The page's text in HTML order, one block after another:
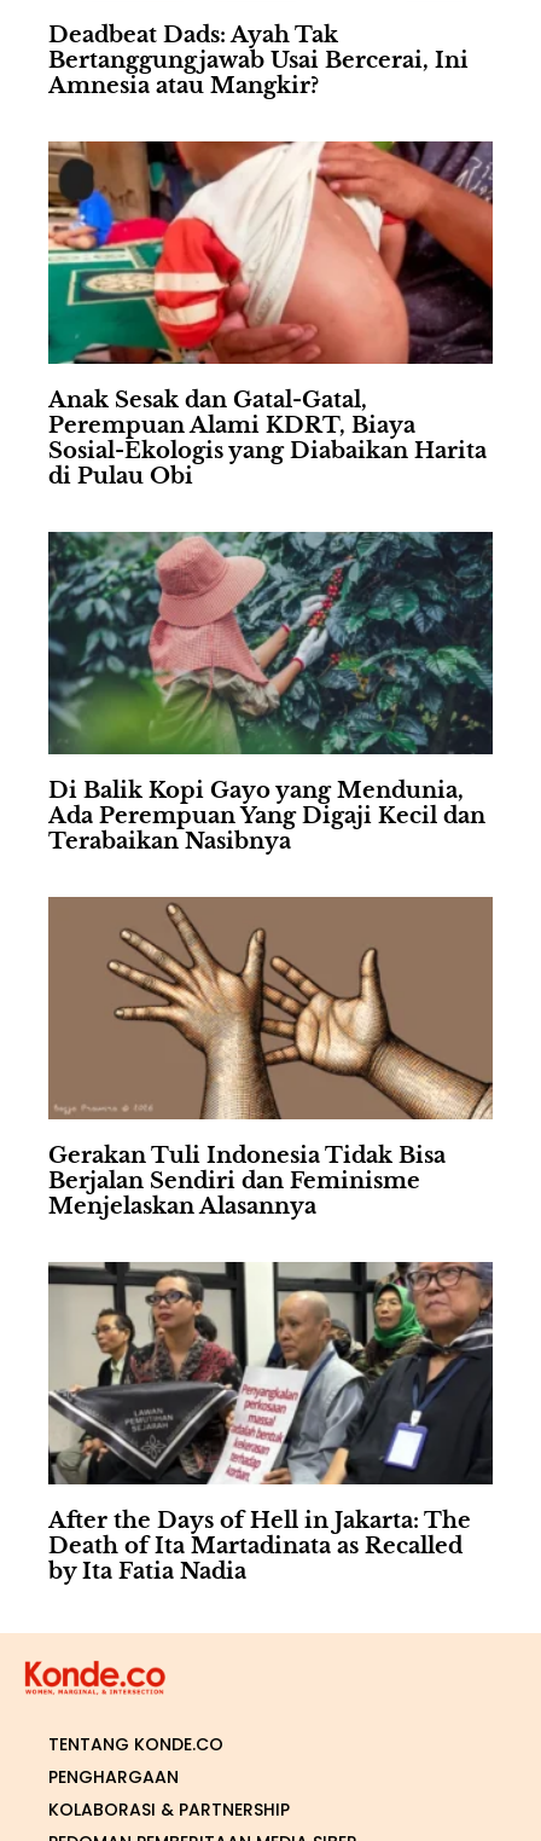
Deadbeat Dads: Ayah Tak
Bertanggungjawab Usai Bercerai, Ini
Amnesia atau Mangkir?
Anak Sesak dan Gatal-Gatal,
Perempuan Alami KDRT, Biaya
Sosial-Ekologis yang Diabaikan Harita
di Pulau Obi
Di Balik Kopi Gayo yang Mendunia,
Ada Perempuan Yang Digaji Kecil dan
Terabaikan Nasibnya
Gerakan Tuli Indonesia Tidak Bisa
Berjalan Sendiri dan Feminisme
Menjelaskan Alasannya
After the Days of Hell in Jakarta: The
Death of Ita Martadinata as Recalled
by Ita Fatia Nadia
TENTANG KONDE.CO
PENGHARGAAN
KOLABORASI & PARTNERSHIP